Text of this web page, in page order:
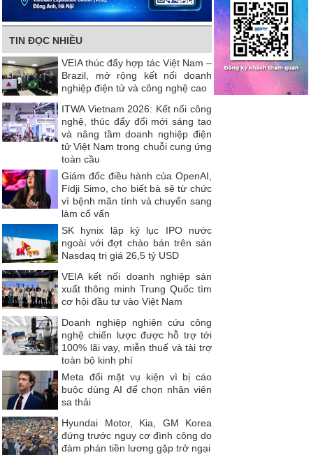
TIN ĐỌC NHIỀU
VEIA thúc đẩy hợp tác Việt Nam –
Brazil, mở rộng kết nối doanh
nghiệp điện tử và công nghệ cao
ITWA Vietnam 2026: Kết nối công
nghệ, thúc đẩy đổi mới sáng tạo
và nâng tầm doanh nghiệp điện
tử Việt Nam trong chuỗi cung ứng
toàn cầu
Giám đốc điều hành của OpenAI,
Fidji Simo, cho biết bà sẽ từ chức
vì bệnh mãn tính và chuyển sang
làm cố vấn
SK hynix lập kỷ lục IPO nước
ngoài với đợt chào bán trên sàn
Nasdaq trị giá 26,5 tỷ USD
VEIA kết nối doanh nghiệp sản
xuất thông minh Trung Quốc tìm
cơ hội đầu tư vào Việt Nam
Doanh nghiệp nghiên cứu công
nghệ chiến lược được hỗ trợ tới
100% lãi vay, miễn thuế và tài trợ
toàn bộ kinh phí
Meta đối mặt vụ kiện vì bị cáo
buộc dùng AI để chọn nhân viên
sa thải
Hyundai Motor, Kia, GM Korea
đứng trước nguy cơ đình công do
đàm phán tiền lương gặp trở ngại